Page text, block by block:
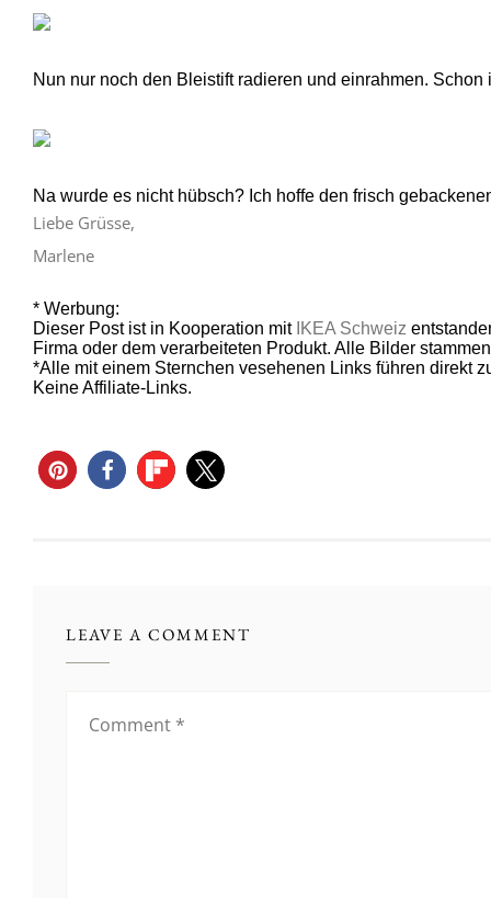
Nun nur noch den Bleistift radieren und einrahmen. Schon
Na wurde es nicht hübsch? Ich hoffe den frisch
Liebe Grüsse,
Marlene
* Werbung:
Dieser Post ist in Kooperation mit IKEA Schweiz
Firma oder dem verarbeiteten Produkt. Alle Bilder
*Alle mit einem Sternchen vesehenen Links führen direkt
Keine Affiliate-Links.
LEAVE A COMMENT